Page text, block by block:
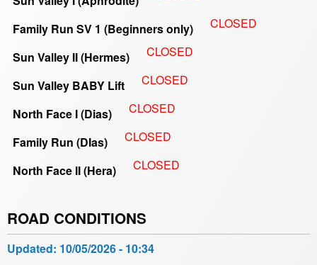
Family Run SV 1 (Beginners only) CLOSED
Sun Valley II (Hermes) CLOSED
Sun Valley BABY Lift CLOSED
North Face I (Dias) CLOSED
Family Run (DIas) CLOSED
North Face II (Hera) CLOSED
ROAD CONDITIONS
Updated: 10/05/2026 - 10:34